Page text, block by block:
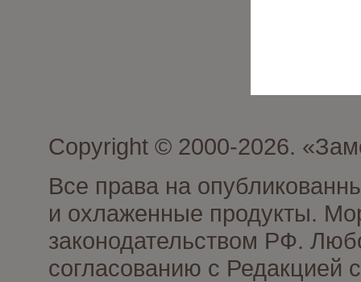
Copyright © 2000-2026.
Все права на
и охлаженные продукты.
законодательством РФ.
согласованию с Редакцией